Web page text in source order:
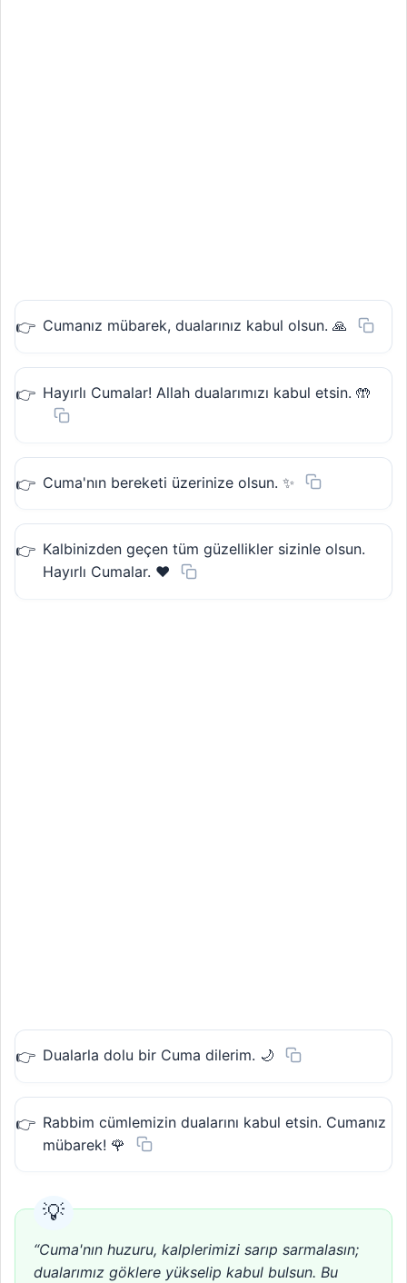
Cumanız mübarek, dualarınız kabul olsun. 🙏
Hayırlı Cumalar! Allah dualarımızı kabul etsin. 🤲
Cuma'nın bereketi üzerinize olsun. ✨
Kalbinizden geçen tüm güzellikler sizinle olsun.
Hayırlı Cumalar. ❤️
Dualarla dolu bir Cuma dilerim. 🌙
Rabbim cümlemizin dualarını kabul etsin. Cumanız
mübarek! 🌹
“Cuma'nın huzuru, kalplerimizi sarıp sarmalasın;
dualarımız göklere yükselip kabul bulsun. Bu